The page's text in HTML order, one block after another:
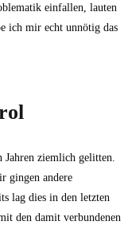
einfallen, lauten
ich mir echt unnötig das
Jahren ziemlich gelitten.
gingen andere
lag dies in den letzten
den damit verbundenen